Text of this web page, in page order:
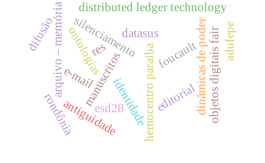
hemocentro paraíbaeditorial
manuscritos
silenciamento dinâmicas de poder
foucault
arquivo – memória
antiguidade
distributed ledger technology
ontologias
identidade
difusão
e-mail
res
esd28
datasus objetos digitais fair
rondônia
adufepe